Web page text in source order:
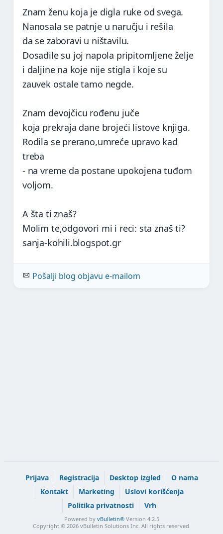
Znam ženu koja je digla ruke od svega.
Nanosala se patnje u naručju i rešila
da se zaboravi u ništavilu.
Dosadile su joj napola pripitomljene želje
i daljine na koje nije stigla i koje su
zauvek ostale tamo negde.
Znam devojčicu rođenu juče
koja prekraja dane brojeći listove knjiga.
Rodila se prerano,umreće upravo kad
treba
- na vreme da postane upokojena tuđom
voljom.
A šta ti znaš?
Molim te,odgovori mi i reci: sta znaš ti?
sanja-kohili.blogspot.gr
Pošalji blog objavu e-mailom
Prijava Registracija Desktop izgled
O nama
Kontakt
Marketing
Uslovi korišćenja
Politika privatnosti
Vrh
Powered by vBulletin®Version 4.2.5
Copyright © 2026 vBulletin Solutions Inc. All rights reserved.